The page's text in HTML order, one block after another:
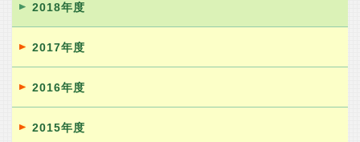
2018年度
2017年度
2016年度
2015年度